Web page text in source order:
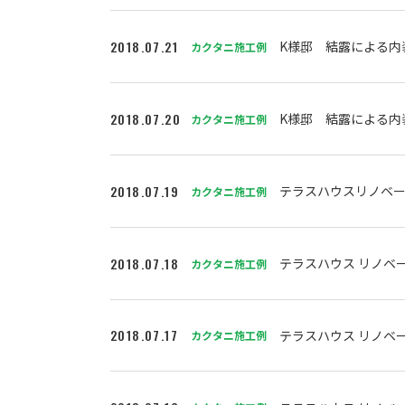
2018.07.21 カクタニ施工例 K様邸 結露による内
2018.07.20 カクタニ施工例 K様邸 結露による内
2018.07.19 カクタニ施工例 テラスハウスリノベ
2018.07.18 カクタニ施工例 テラスハウス リノベ
2018.07.17 カクタニ施工例 テラスハウス リノベ